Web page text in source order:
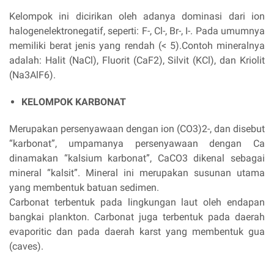
Kelompok ini dicirikan oleh adanya dominasi dari ion
halogenelektronegatif, seperti: F-, Cl-, Br-, I-. Pada umumnya
memiliki berat jenis yang rendah (< 5).Contoh mineralnya
adalah: Halit (NaCl), Fluorit (CaF2), Silvit (KCl), dan Kriolit
(Na3AlF6).
KELOMPOK KARBONAT
Merupakan persenyawaan dengan ion (CO3)2-, dan disebut
“karbonat”, umpamanya persenyawaan dengan Ca
dinamakan “kalsium karbonat”, CaCO3 dikenal sebagai
mineral “kalsit”. Mineral ini merupakan susunan utama
yang membentuk batuan sedimen.
Carbonat terbentuk pada lingkungan laut oleh endapan
bangkai plankton. Carbonat juga terbentuk pada daerah
evaporitic dan pada daerah karst yang membentuk gua
(caves).